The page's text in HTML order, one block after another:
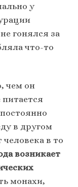
у
гонялся за
что-то
чем он
в другом
человека в то
возникает
монахи,